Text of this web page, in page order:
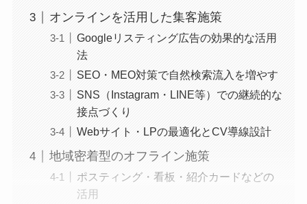
オンラインを活用した集客施策
Googleリスティング広告の効果的な活用
法
SEO・MEO対策で自然検索流入を増やす
SNS（Instagram・LINE等）での継続的な
接点づくり
Webサイト・LPの最適化とCV導線設計
地域密着型のオフライン施策
ポスティング・看板・紹介カードなどの
活用